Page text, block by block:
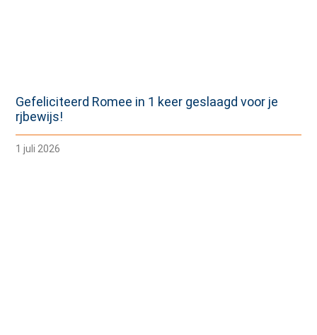
Gefeliciteerd Romee in 1 keer geslaagd voor je
rjbewijs!
1 juli 2026